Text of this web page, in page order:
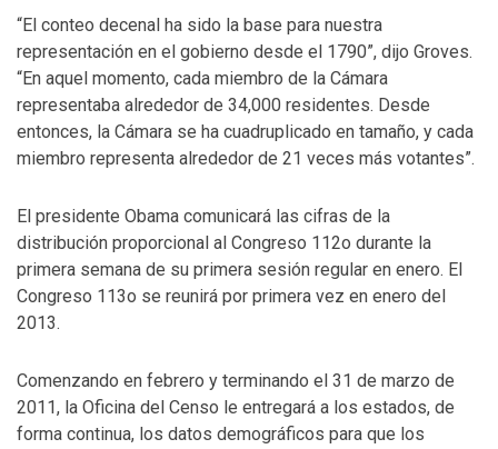
“El conteo decenal ha sido la base para nuestra
representación en el gobierno desde el 1790”, dijo Groves.
“En aquel momento, cada miembro de la Cámara
representaba alrededor de 34,000 residentes. Desde
entonces, la Cámara se ha cuadruplicado en tamaño, y cada
miembro representa alrededor de 21 veces más votantes”.
El presidente Obama comunicará las cifras de la
distribución proporcional al Congreso 112o durante la
primera semana de su primera sesión regular en enero. El
Congreso 113o se reunirá por primera vez en enero del
2013.
Comenzando en febrero y terminando el 31 de marzo de
2011, la Oficina del Censo le entregará a los estados, de
forma continua, los datos demográficos para que los